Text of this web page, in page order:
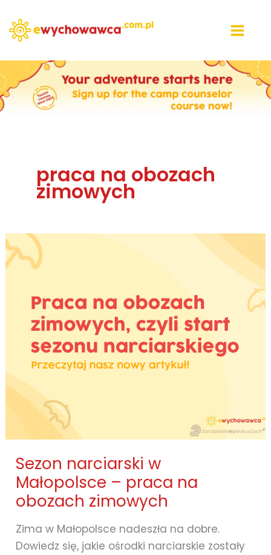
do
treści
praca na obozach
zimowych
Sezon narciarski w
Małopolsce – praca na
obozach zimowych
Zima w Małopolsce nadeszła na dobre.
Dowiedz się, jakie ośrodki narciarskie zostały